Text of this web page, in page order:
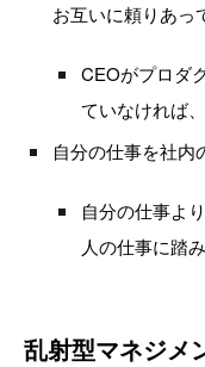
お互いに頼りあっ
CEOがプロダ
ていなければ
自分の仕事を社内
自分の仕事よ
人の仕事に踏
乱射型マネジメ